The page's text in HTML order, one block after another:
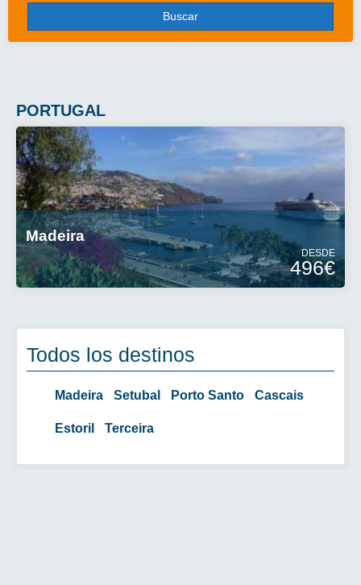
Grandes Viajes
Más..
Disney
Entradas/Ocio
Blog
Buscar
PORTUGAL
Madeira
DESDE
496€
Todos los destinos
Madeira Setubal Porto Santo Cascais
Estoril Terceira